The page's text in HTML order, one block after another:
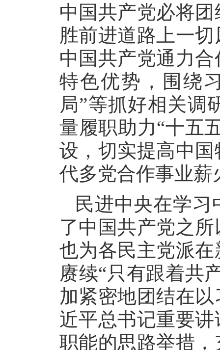
中国共产党必将
胜前进道路上一
中国共产党通力
特色优势，围绕
局”等抓好相关调
量履职助力“十五
设，切实提高中
代多党合作事业薪
民进中央在学
了中国共产党之
也为各民主党派
赓续“只有跟着共
加紧密地团结在
近平总书记重要
职能的思路举措